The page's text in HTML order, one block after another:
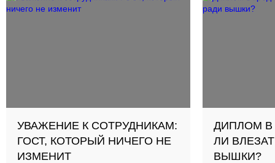
УВАЖЕНИЕ К СОТРУДНИКАМ:
ГОСТ, КОТОРЫЙ НИЧЕГО НЕ
ИЗМЕНИТ
ДИПЛОМ В
ЛИ
ВЫШКИ?